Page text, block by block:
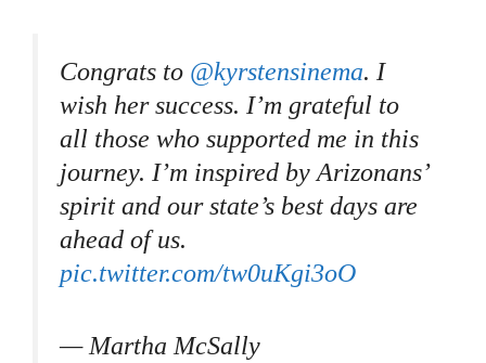
Congrats to @kyrstensinema. I
wish her success. I’m grateful to
all those who supported me in this
journey. I’m inspired by Arizonans’
spirit and our state’s best days are
ahead of us.
pic.twitter.com/tw0uKgi3oO
— Martha McSally